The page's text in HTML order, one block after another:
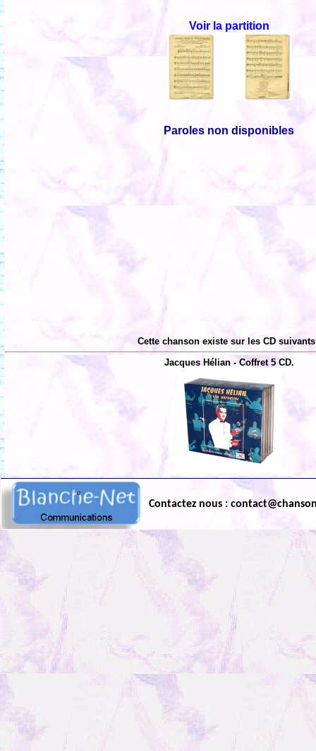
Voir la partition
Paroles non disponibles
Cette chanson existe sur les CD
Jacques Hélian - Coffret 5 CD.
Contactez nous :